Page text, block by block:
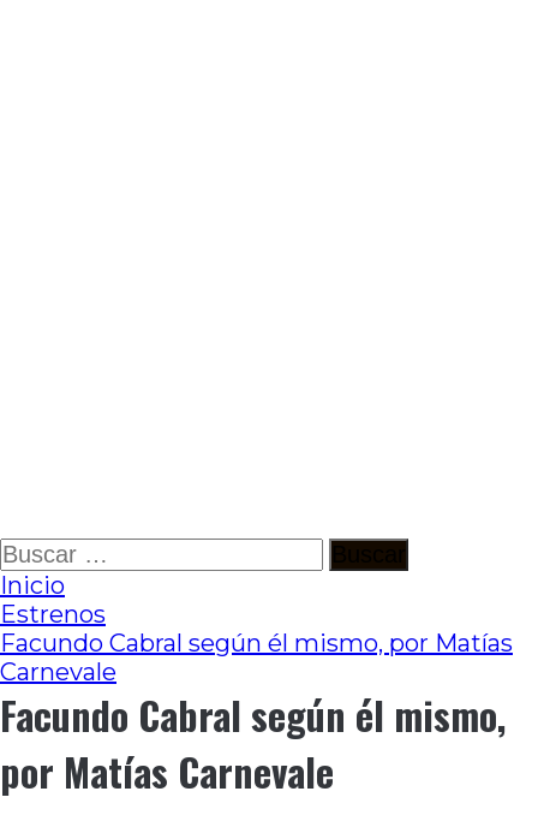
Ir
al
contenido
Buscar:
Inicio
Estrenos
Facundo Cabral según él mismo, por Matías
Carnevale
Facundo Cabral según él mismo,
por Matías Carnevale